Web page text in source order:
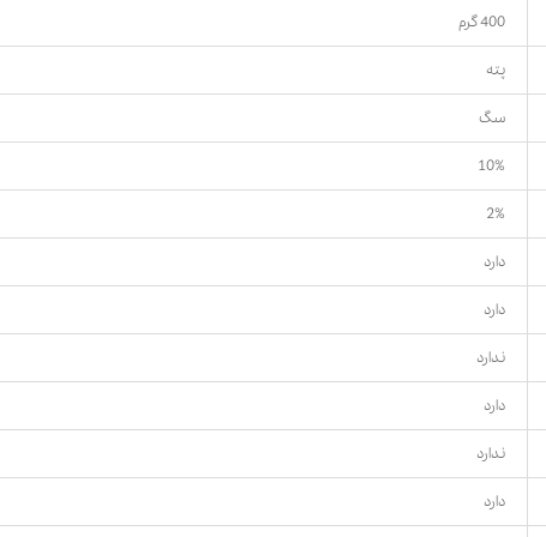
400 گرم
پته
سگ
10%
2%
دارد
دارد
ندارد
دارد
ندارد
دارد